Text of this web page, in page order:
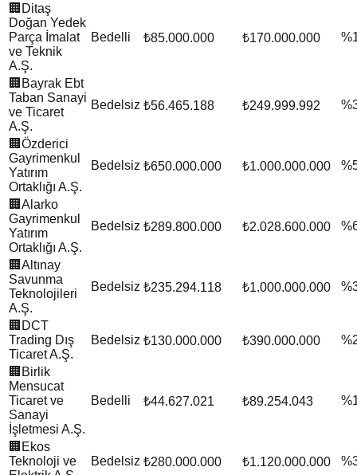
🏢 Ditaş
Doğan Yedek
Parça İmalat
ve Teknik
A.Ş.
Bedelli ₺85.000.000 ₺170.000.000 %
🏢 Bayrak Ebt
Taban Sanayi
ve Ticaret
A.Ş.
Bedelsiz ₺56.465.188 ₺249.999.992 %
🏢 Özderici
Gayrimenkul
Yatırım
Ortaklığı A.Ş.
Bedelsiz ₺650.000.000 ₺1.000.000.000 %
🏢 Alarko
Gayrimenkul
Yatırım
Ortaklığı A.Ş.
Bedelsiz ₺289.800.000 ₺2.028.600.000 %
🏢 Altınay
Savunma
Teknolojileri
A.Ş.
Bedelsiz ₺235.294.118 ₺1.000.000.000 %
🏢 DCT
Trading Dış
Ticaret A.Ş.
Bedelsiz ₺130.000.000 ₺390.000.000 %
🏢 Birlik
Mensucat
Ticaret ve
Sanayi
İşletmesi A.Ş.
Bedelli ₺44.627.021 ₺89.254.043 %
🏢 Ekos
Teknoloji ve
Bedelsiz ₺280.000.000 ₺1.120.000.000 %